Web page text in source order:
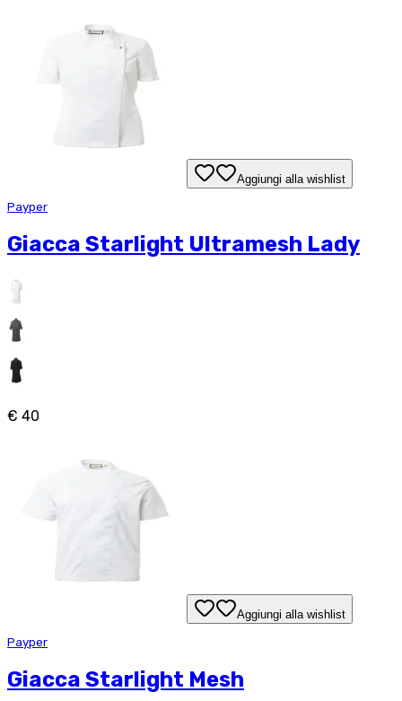
Aggiungi alla wishlist
Payper
Giacca Starlight Ultramesh Lady
€ 40
Aggiungi alla wishlist
Payper
Giacca Starlight Mesh